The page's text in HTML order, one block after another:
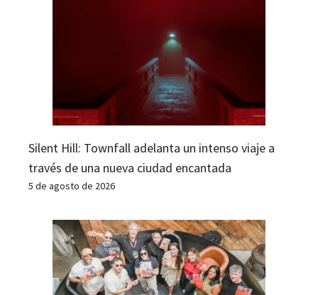
Silent Hill: Townfall adelanta un intenso viaje a
través de una nueva ciudad encantada
5 de agosto de 2026